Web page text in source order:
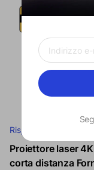
Risparmia
Proiettore laser
corta distanza
Prezzo di vendita